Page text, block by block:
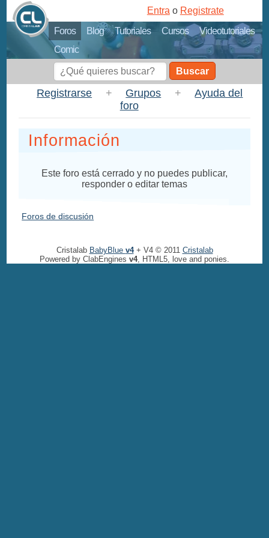
Foros Blog Tutoriales Cursos
Videotutoriales
Comic
Entra o Registrate
Buscar
Registrarse + Grupos +
Ayuda del
foro
Información
Este foro está cerrado y no puedes publicar,
responder o editar temas
Foros de discusión
Cristalab BabyBlue v4+ V4 © 2011 Cristalab
Powered by ClabEngines v4, HTML5, love and ponies.